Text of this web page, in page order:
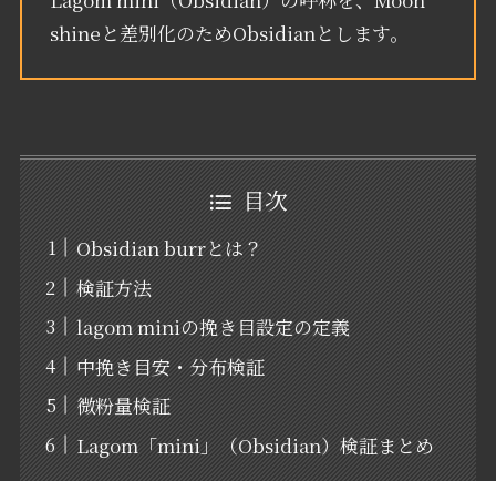
shineと差別化のためObsidianとします。
目次
Obsidian burrとは？
検証方法
lagom miniの挽き目設定の定義
中挽き目安・分布検証
微粉量検証
Lagom「mini」（Obsidian）検証まとめ